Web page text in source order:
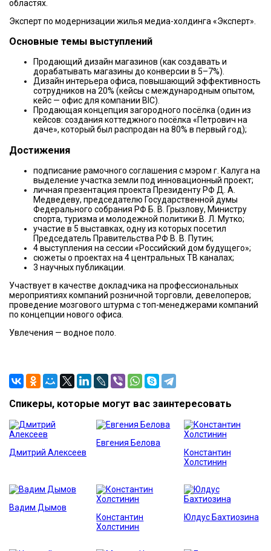
областях.
Эксперт по модернизации жилья медиа-холдинга «Эксперт».
Основные темы выступлений
Продающий дизайн магазинов (как создавать и
дорабатывать магазины до конверсии в 5–7%).
Дизайн интерьера офиса, повышающий эффективность
сотрудников на 20% (кейсы с международным опытом,
кейс — офис для компании BIC).
Продающая концепция загородного посёлка (один из
кейсов: создания коттеджного посёлка «Петрович на
даче», который был распродан на 80% в первый год);
Достижения
подписание рамочного соглашения с мэром г. Калуга на
выделение участка земли под инновационный проект;
личная презентация проекта Президенту РФ Д. А.
Медведеву, председателю Государственной думы
Федерального собрания РФ Б. В. Грызлову, Министру
спорта, туризма и молодежной политики В. Л. Мутко;
участие в 5 выставках, одну из которых посетил
Председатель Правительства РФ В. В. Путин;
4 выступления на сессии «Российский дом будущего»;
сюжеты о проектах на 4 центральных ТВ каналах;
3 научных публикации.
Участвует в качестве докладчика на профессиональных
мероприятиях компаний розничной торговли, девелоперов;
проведение мозгового штурма с топ-менеджерами компаний
по концепции нового офиса.
Увлечения — водное поло.
Спикеры, которые могут вас заинтересовать
Дмитрий Алексеев
Евгения Белова
Константин
Холстинин
Вадим Дымов
Константин
Холстинин
Юлдус Бахтиозина